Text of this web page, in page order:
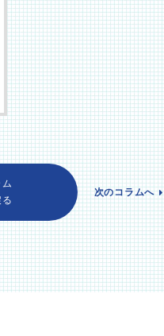
次のコラムへ